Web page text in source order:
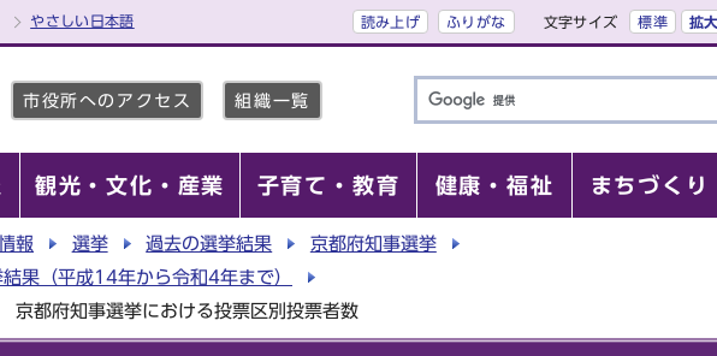
やさしい日本語 読み上げ ふりがな 文字サイズ 標準 拡大
市役所へのアクセス 組織一覧
観光・文化・産業 子育て・教育 健康・福祉 まちづくり
報 選挙 過去の選挙結果
京都府知事選挙
果（平成14年から令和4年まで）
都府知事選挙における投票区別投票者数